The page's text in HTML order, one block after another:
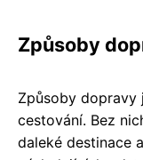
Způsoby
Způsoby dopravy
cestování. Bez
daleké destinace